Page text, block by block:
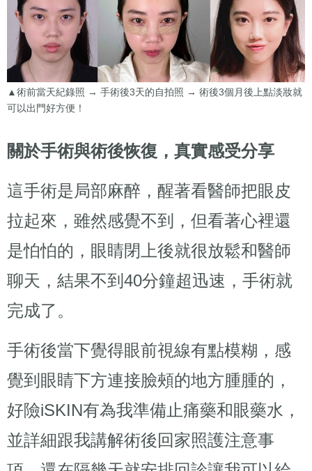
▲術前當天紀錄照 → 手術後3天的自拍照 → 術後3個月後上點淡妝就
可以出門好方便！
關於手術與術後恢復，真實感受分享
這手術是局部麻醉，醒著看醫師把眼皮
拉起來，雖然感覺不到，但看著心裡還
是怕怕的，眼睛閉上後就很放鬆和醫師
聊天，結果不到40分鐘超迅速，手術就
完成了。
手術後當下覺得眼前視線有點模糊，感
覺到眼睛下方連接臉頰的地方腫腫的，
好險iSKIN有為我準備止痛藥和眼藥水，
並詳細跟我講解術後回家照護注意事